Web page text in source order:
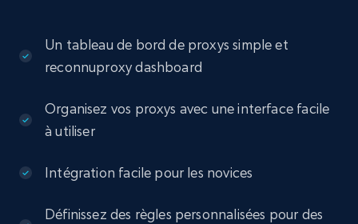
Un tableau de bord de proxys simple et
reconnuproxy dashboard
Organisez vos proxys avec une interface facile
à utiliser
Intégration facile pour les novices
Définissez des règles personnalisées pour des